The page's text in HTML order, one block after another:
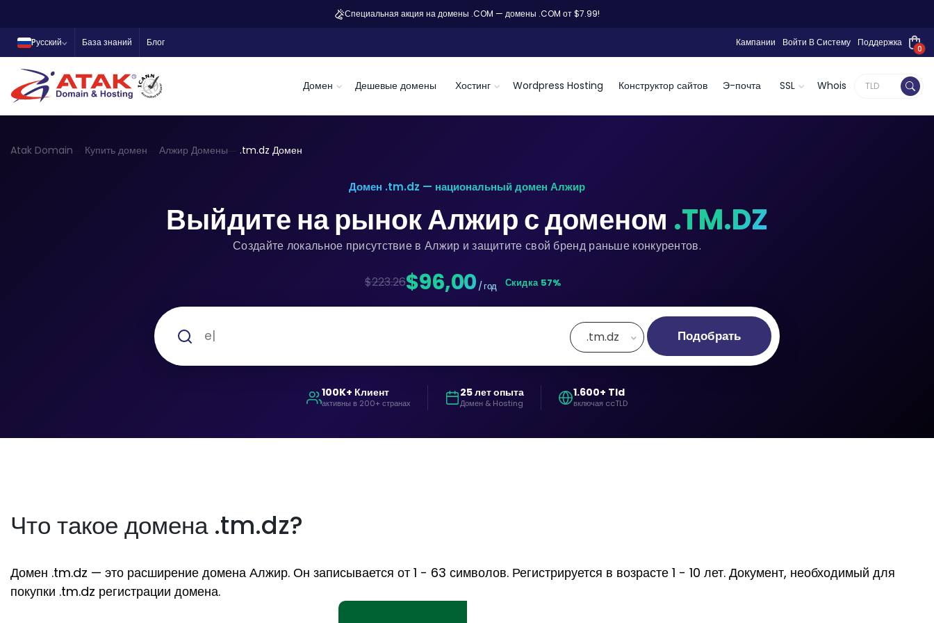
Специальная акция на домены .COM — домены .COM от $7.99!
Pусский База знаний Блог Кампании Войти В Систему Поддержка
0
Домен Дешевые домены Хостинг Wordpress Hosting Конструктор сайтов Э-почта SSL Whois
Atak Domain Купить домен Алжир Домены .tm.dz Домен
Домен .tm.dz — национальный домен Алжир
Выйдите на рынок Алжир с доменом .TM.DZ
Создайте локальное присутствие в Алжир и защитите свой бренд раньше конкурентов.
$223.26$96,00 / год Скидка 57%
.tm.dz Подобрать
100K+ Клиент
активны в 200+ странах
25 лет опыта
Домен & Hosting
1.600+ Tld
включая ccTLD
Что такое домена .tm.dz?
Домен .tm.dz — это расширение домена Алжир. Он записывается от 1 - 63 символов. Регистрируется в возрасте 1 - 10 лет. Документ, необходимый для
покупки .tm.dz регистрации домена.